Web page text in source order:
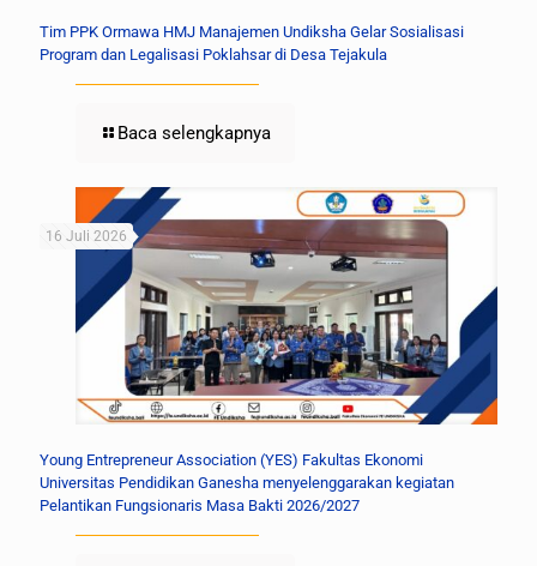
Tim PPK Ormawa HMJ Manajemen Undiksha Gelar Sosialisasi
Program dan Legalisasi Poklahsar di Desa Tejakula
Baca selengkapnya
16 Juli 2026
Young Entrepreneur Association (YES) Fakultas Ekonomi
Universitas Pendidikan Ganesha menyelenggarakan kegiatan
Pelantikan Fungsionaris Masa Bakti 2026/2027